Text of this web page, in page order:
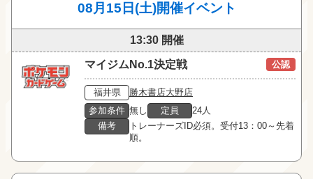
08月15日(土)開催イベント
13:30 開催
マイジムNo.1決定戦 公認
福井県
勝木書店大野店
参加条件 無し 定員
24人
備考
トレーナーズID必須。受付13：00～先着
順。